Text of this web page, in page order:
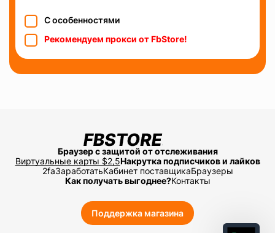
С особенностями
Рекомендуем прокси от FbStore!
Браузер с защитой от отслеживания
Виртуальные карты $2,5Накрутка подписчиков и лайков
2faЗаработатьКабинет поставщикаБраузеры
Как получать выгоднее?Контакты
Поддержка магазина